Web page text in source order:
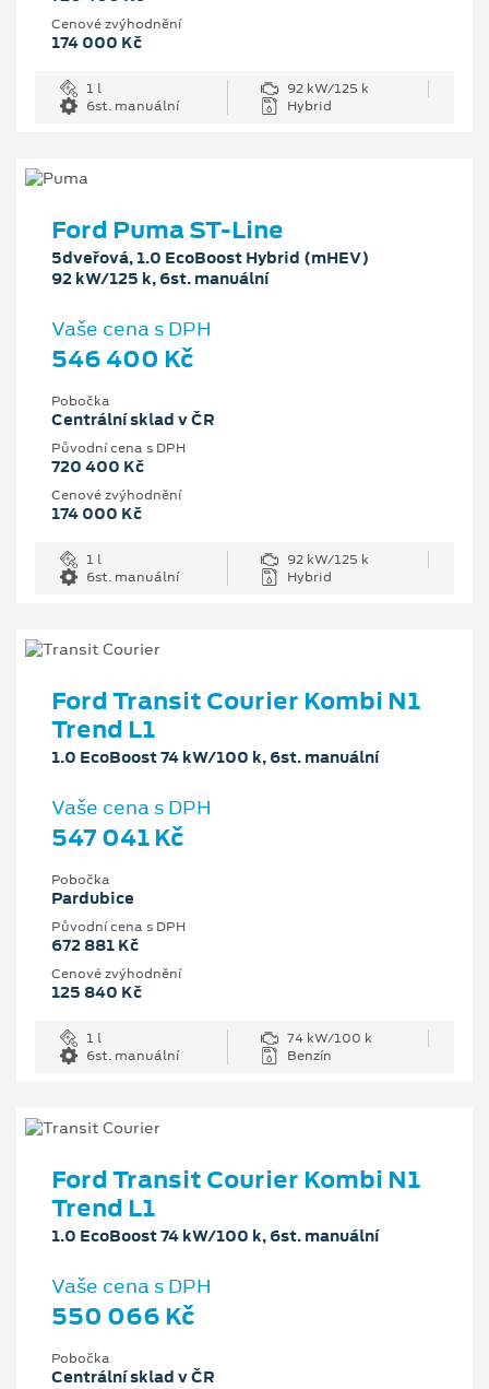
Cenové zvýhodnění
174 000 Kč
1 l
92 kW/125 k
6st. manuální
Hybrid
Ford Puma ST-Line
5dveřová, 1.0 EcoBoost Hybrid (mHEV)
92 kW/125 k, 6st. manuální
Vaše cena s DPH
546 400 Kč
Pobočka
Centrální sklad v ČR
Původní cena s DPH
720 400 Kč
Cenové zvýhodnění
174 000 Kč
1 l
92 kW/125 k
6st. manuální
Hybrid
Ford Transit Courier Kombi N1
Trend L1
1.0 EcoBoost 74 kW/100 k, 6st. manuální
Vaše cena s DPH
547 041 Kč
Pobočka
Pardubice
Původní cena s DPH
672 881 Kč
Cenové zvýhodnění
125 840 Kč
1 l
74 kW/100 k
6st. manuální
Benzín
Ford Transit Courier Kombi N1
Trend L1
1.0 EcoBoost 74 kW/100 k, 6st. manuální
Vaše cena s DPH
550 066 Kč
Pobočka
Centrální sklad v ČR